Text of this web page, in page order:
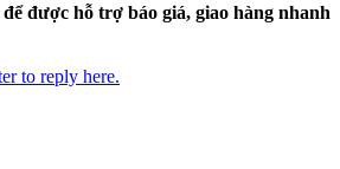
được hỗ trợ báo giá, giao hàng nhanh
to reply here.